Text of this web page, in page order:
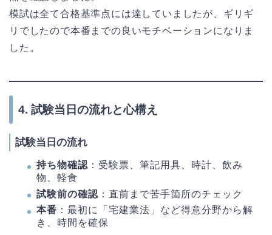
模試は全て合格基準点には達していましたが、ギリギ
リでしたので本番までの良いモチベーションになりま
した。
4. 試験当日の流れと心構え
試験当日の流れ
持ち物確認 ：受験票、筆記用具、時計、飲み
物、軽食
試験前の確認 ：直前まで苦手箇所のチェック
本番 ：最初に「宅建業法」など得意分野から解
き、時間を確保